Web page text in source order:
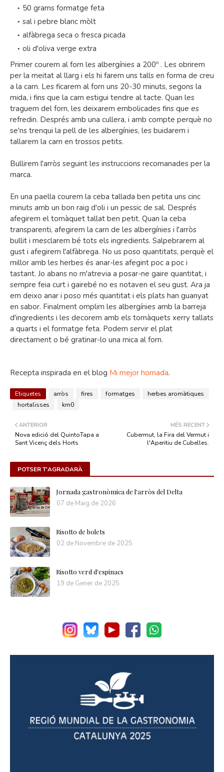
50 grams formatge feta
sal i pebre blanc mòlt
alfàbrega seca o fresca picada
oli d'oliva verge extra
Primer courem al forn les albergínies a 200º . Les obrirem
per la meitat al llarg i els hi farem uns talls en forma de creu
a la carn. Les ficarem al forn uns 20-30 minuts, segons la
mida, i fins que la carn estigui tendre al tacte. Quan les
traguem del forn, les deixarem embolicades fins que es
refredin. Després amb una cullera, i amb compte perquè no
se'ns trenqui la pell de les albergínies, les buidarem i
tallarem la carn en trossos petits.
Bullirem l'arròs seguint les instruccions recomanades per la
marca.
En una paella courem la ceba tallada ben petita uns cinc
minuts amb un bon raig d'oli i un pessic de sal. Després
afegirem el tomàquet tallat ben petit. Quan la ceba
transparenti, afegirem la carn de les albergínies i l'arròs
bullit i mesclarem bé tots els ingredients. Salpebrarem al
gust i afegirem l'alfàbrega. No us poso quantitats, perquè el
millor amb les herbes és anar-les afegint poc a poc i
tastant. Jo abans no m'atrevia a posar-ne gaire quantitat, i
sempre feia curt i gairebé no es notaven el seu gust. Ara ja
em deixo anar i poso més quantitat i els plats han guanyat
en sabor. Finalment omplim les albergínies amb la barreja
d'ingredients i les decorem amb els tomàquets xerry tallats
a quarts i el formatge feta. Podem servir el plat
directament o bé gratinar-lo una mica al forn.
Recepta inspirada en el blog Mi mejor hornada.
Etiquetes arròs fires formatges
herbes aromàtiques
hortalisses
km0
MÉS RECENT
Cubermut, la Fira del Vermut i
l'Aperitiu de Cubelles.
ANTERIOR
Nova edició del QuintoTapa a
Sant Vicenç dels Horts
POTSER T'AGRADARÀ
Jornada gastronòmica de l'arròs del Delta
07 de Maig de 2026
Risotto de bolets
02 de Novembre de 2025
Risotto verd d'espinacs
19 de Gener de 2025